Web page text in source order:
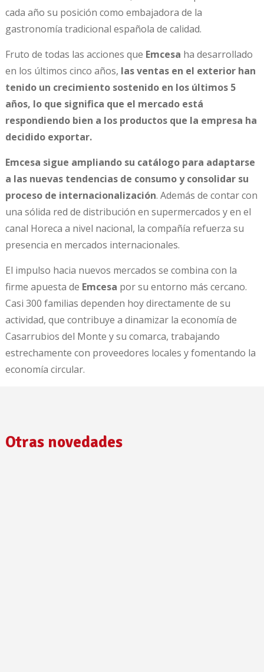
cada año su posición como embajadora de la
gastronomía tradicional española de calidad.
Fruto de todas las acciones que Emcesa ha desarrollado
en los últimos cinco años, las ventas en el exterior han
tenido un crecimiento sostenido en los últimos 5
años, lo que significa que el mercado está
respondiendo bien a los productos que la empresa ha
decidido exportar.
Emcesa sigue ampliando su catálogo para adaptarse
a las nuevas tendencias de consumo y consolidar su
proceso de internacionalización. Además de contar con
una sólida red de distribución en supermercados y en el
canal Horeca a nivel nacional, la compañía refuerza su
presencia en mercados internacionales.
El impulso hacia nuevos mercados se combina con la
firme apuesta de Emcesa por su entorno más cercano.
Casi 300 familias dependen hoy directamente de su
actividad, que contribuye a dinamizar la economía de
Casarrubios del Monte y su comarca, trabajando
estrechamente con proveedores locales y fomentando la
economía circular.
Otras novedades